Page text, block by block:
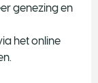
genezing en
het online